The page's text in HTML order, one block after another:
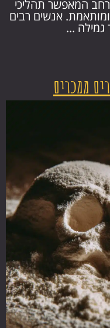
המאפשר תהליכי
אנשים רבים
גמילה ...
ממכרים